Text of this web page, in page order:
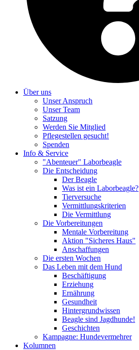
Über uns
Unser Anspruch
Unser Team
Satzung
Werden Sie Mitglied
Pflegestellen gesucht!
Spenden
Info & Service
"Abenteuer" Laborbeagle
Die Entscheidung
Der Beagle
Was ist ein Laborbeagle?
Tierversuche
Vermittlungskriterien
Die Vermittlung
Die Vorbereitungen
Mentale Vorbereitung
Aktion "Sicheres Haus"
Anschaffungen
Die ersten Wochen
Das Leben mit dem Hund
Beschäftigung
Erziehung
Ernährung
Gesundheit
Hintergrundwissen
Beagle sind Jagdhunde!
Geschichten
Kampagne: Hundevermehrer
Kolumnen